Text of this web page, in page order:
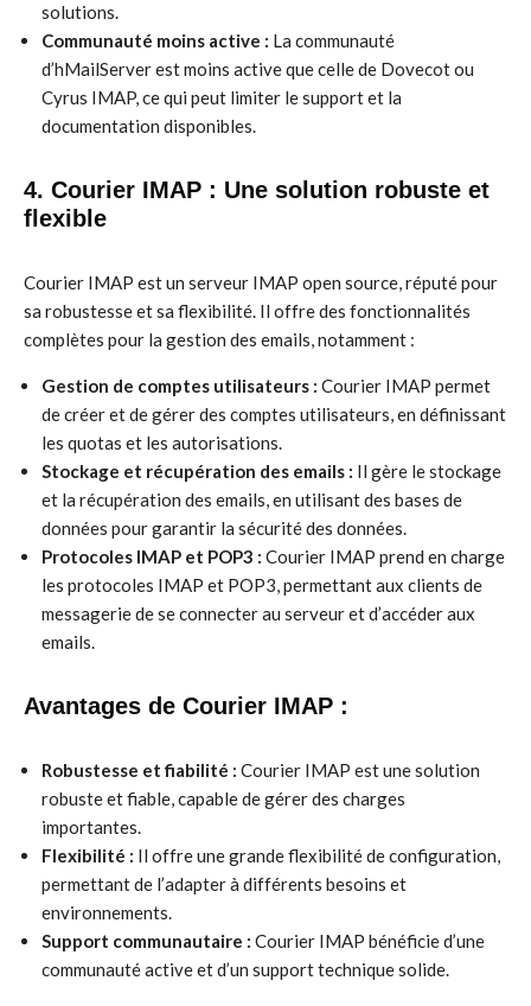
solutions.
Communauté moins active : La communauté
d’hMailServer est moins active que celle de Dovecot ou
Cyrus IMAP, ce qui peut limiter le support et la
documentation disponibles.
4. Courier IMAP : Une solution robuste et
flexible
Courier IMAP est un serveur IMAP open source, réputé pour
sa robustesse et sa flexibilité. Il offre des fonctionnalités
complètes pour la gestion des emails, notamment :
Gestion de comptes utilisateurs : Courier IMAP permet
de créer et de gérer des comptes utilisateurs, en définissant
les quotas et les autorisations.
Stockage et récupération des emails : Il gère le stockage
et la récupération des emails, en utilisant des bases de
données pour garantir la sécurité des données.
Protocoles IMAP et POP3 : Courier IMAP prend en charge
les protocoles IMAP et POP3, permettant aux clients de
messagerie de se connecter au serveur et d’accéder aux
emails.
Avantages de Courier IMAP :
Robustesse et fiabilité : Courier IMAP est une solution
robuste et fiable, capable de gérer des charges
importantes.
Flexibilité : Il offre une grande flexibilité de configuration,
permettant de l’adapter à différents besoins et
environnements.
Support communautaire : Courier IMAP bénéficie d’une
communauté active et d’un support technique solide.